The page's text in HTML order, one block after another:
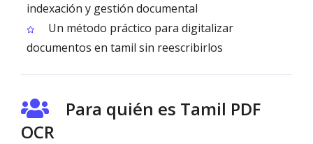
indexación y gestión documental
Un método práctico para digitalizar
documentos en tamil sin reescribirlos
Para quién es Tamil PDF
OCR